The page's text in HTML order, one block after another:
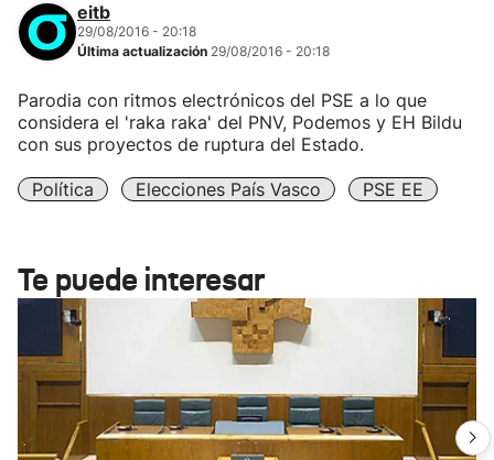
eitb
29/08/2016 - 20:18
Última actualización 29/08/2016 - 20:18
Parodia con ritmos electrónicos del PSE a lo que
considera el 'raka raka' del PNV, Podemos y EH Bildu
con sus proyectos de ruptura del Estado.
Política Elecciones País Vasco PSE EE
Te puede interesar